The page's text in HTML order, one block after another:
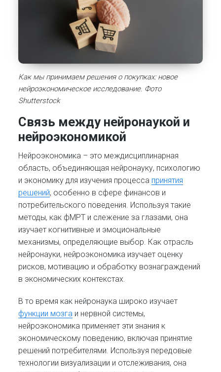
Как мы принимаем решения о покупках: новое
нейроэкономическое исследование. Фото
Shutterstock
Связь между нейронаукой и
нейроэкономикой
Нейроэкономика – это междисциплинарная
область, объединяющая нейронауку, психологию
и экономику для изучения процесса принятия
решений, особенно в сфере финансов и
потребительского поведения. Используя такие
методы, как фМРТ и слежение за глазами, она
изучает когнитивные и эмоциональные
механизмы, определяющие выбор. Как отрасль
нейронауки, нейроэкономика изучает оценку
рисков, мотивацию и обработку вознаграждений
в экономических контекстах.
В то время как нейронаука широко изучает
функции мозга и нервной системы,
нейроэкономика применяет эти знания к
экономическому поведению, включая принятие
решений потребителями. Используя передовые
технологии визуализации и отслеживания, она